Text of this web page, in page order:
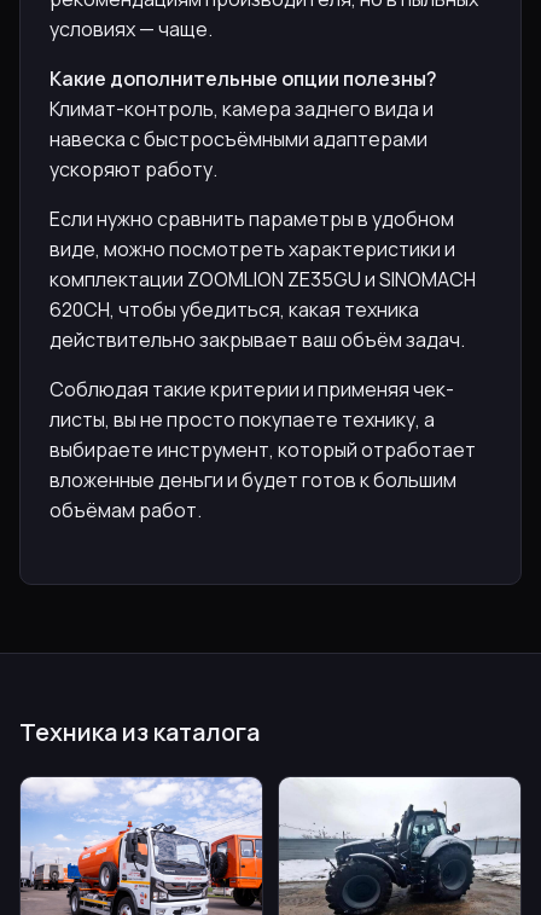
условиях — чаще.
Какие дополнительные опции полезны?
Климат-контроль, камера заднего вида и
навеска с быстросъёмными адаптерами
ускоряют работу.
Если нужно сравнить параметры в удобном
виде, можно посмотреть характеристики и
комплектации ZOOMLION ZE35GU и SINOMACH
620CH, чтобы убедиться, какая техника
действительно закрывает ваш объём задач.
Соблюдая такие критерии и применяя чек-
листы, вы не просто покупаете технику, а
выбираете инструмент, который отработает
вложенные деньги и будет готов к большим
объёмам работ.
Техника из каталога